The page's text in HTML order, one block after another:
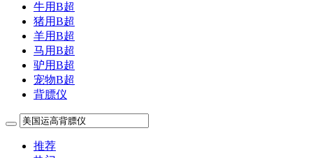
牛用B超
猪用B超
羊用B超
马用B超
驴用B超
宠物B超
背膘仪
推荐